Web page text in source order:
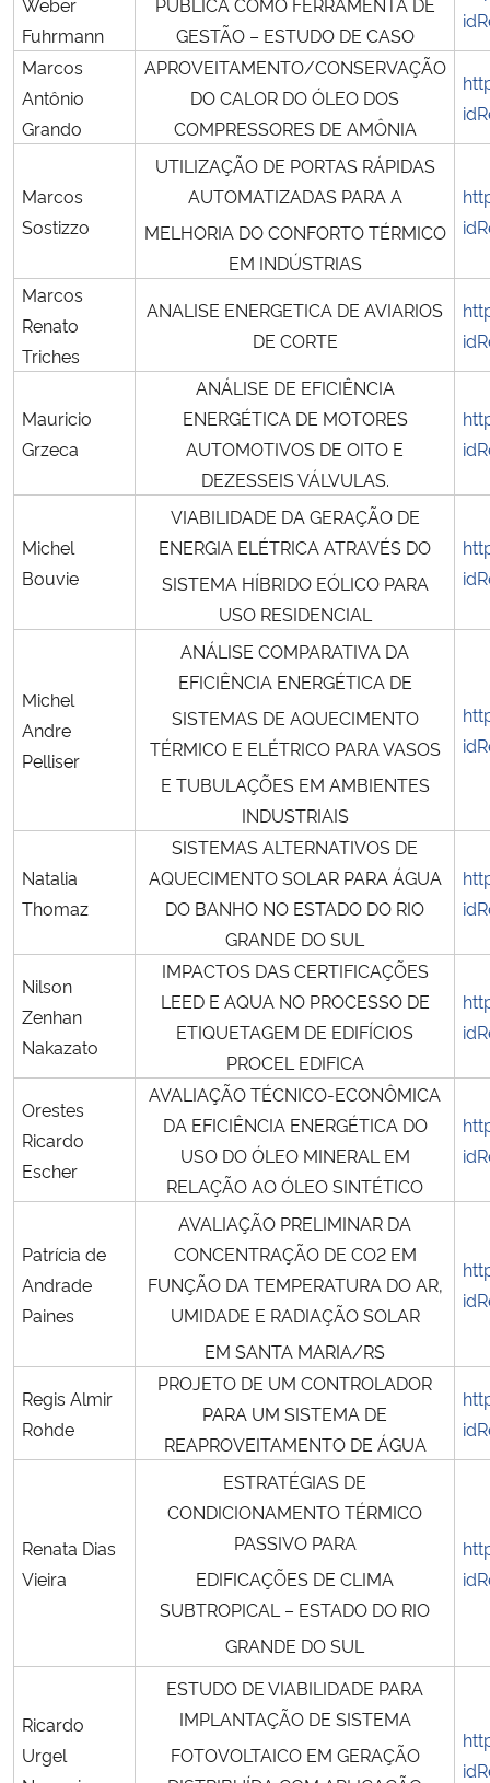
Fuhrmann
GESTÃO – ESTUDO DE CASO
Marcos
Antônio
Grando
APROVEITAMENTO/CONSERVAÇÃO
DO CALOR DO ÓLEO DOS
COMPRESSORES DE AMÔNIA
Marcos
Sostizzo
UTILIZAÇÃO DE PORTAS RÁPIDAS
AUTOMATIZADAS PARA A
MELHORIA DO CONFORTO TÉRMICO
EM INDÚSTRIAS
Marcos
Renato
Triches
ANALISE ENERGETICA DE AVIARIOS
DE CORTE
Mauricio
Grzeca
ANÁLISE DE EFICIÊNCIA
ENERGÉTICA DE MOTORES
AUTOMOTIVOS DE OITO E
DEZESSEIS VÁLVULAS.
Michel
Bouvie
VIABILIDADE DA GERAÇÃO DE
ENERGIA ELÉTRICA ATRAVÉS DO
SISTEMA HÍBRIDO EÓLICO PARA
USO RESIDENCIAL
Michel
Andre
Pelliser
ANÁLISE COMPARATIVA DA
EFICIÊNCIA ENERGÉTICA DE
SISTEMAS DE AQUECIMENTO
TÉRMICO E ELÉTRICO PARA VASOS
E TUBULAÇÕES EM AMBIENTES
INDUSTRIAIS
Natalia
Thomaz
SISTEMAS ALTERNATIVOS DE
AQUECIMENTO SOLAR PARA ÁGUA
DO BANHO NO ESTADO DO RIO
GRANDE DO SUL
Nilson
Zenhan
Nakazato
IMPACTOS DAS CERTIFICAÇÕES
LEED E AQUA NO PROCESSO DE
ETIQUETAGEM DE EDIFÍCIOS
PROCEL EDIFICA
Orestes
Ricardo
Escher
AVALIAÇÃO TÉCNICO-ECONÔMICA
DA EFICIÊNCIA ENERGÉTICA DO
USO DO ÓLEO MINERAL EM
RELAÇÃO AO ÓLEO SINTÉTICO
Patrícia de
Andrade
Paines
AVALIAÇÃO PRELIMINAR DA
CONCENTRAÇÃO DE CO2 EM
FUNÇÃO DA TEMPERATURA DO AR,
UMIDADE E RADIAÇÃO SOLAR
EM SANTA MARIA/RS
Regis Almir
Rohde
PROJETO DE UM CONTROLADOR
PARA UM SISTEMA DE
REAPROVEITAMENTO DE ÁGUA
Renata Dias
Vieira
ESTRATÉGIAS DE
CONDICIONAMENTO TÉRMICO
PASSIVO PARA
EDIFICAÇÕES DE CLIMA
SUBTROPICAL – ESTADO DO RIO
GRANDE DO SUL
Ricardo
Urgel
ESTUDO DE VIABILIDADE PARA
IMPLANTAÇÃO DE SISTEMA
FOTOVOLTAICO EM GERAÇÃO